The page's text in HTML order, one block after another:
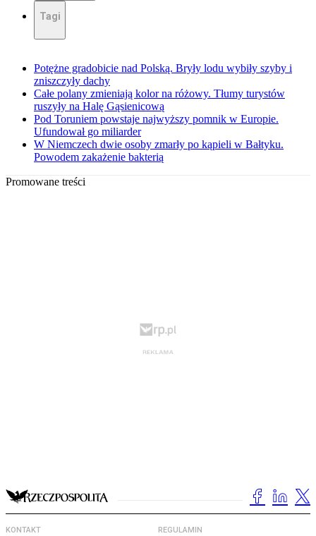
Tagi
Potężne gradobicie nad Polską. Bryły lodu wybiły szyby i
zniszczyły dachy
Całe polany zmieniają kolor na różowy. Tłumy turystów
ruszyły na Halę Gąsienicową
Pod Toruniem powstaje najwyższy pomnik w Europie.
Ufundował go miliarder
W Niemczech dwie osoby zmarły po kąpieli w Bałtyku.
Powodem zakażenie bakterią
Promowane treści
KONTAKT REGULAMIN